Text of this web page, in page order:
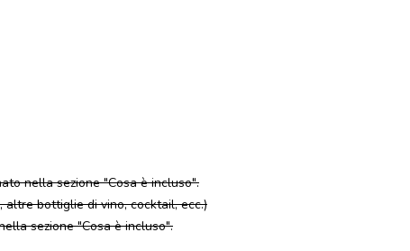
nella sezione "Cosa è incluso".
bottiglie di vino, cocktail, ecc.)
sezione "Cosa è incluso".